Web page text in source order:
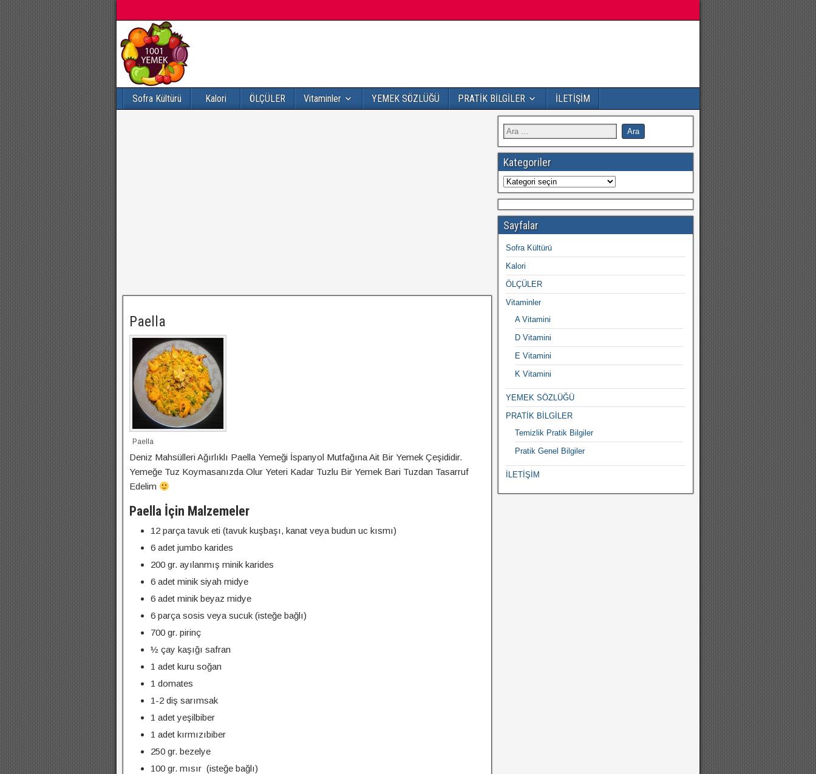
Sofra Kültürü Kalori ÖLÇÜLER Vitaminler YEMEK SÖZLÜĞÜ PRATİK BİLGİLER İLETİŞİM
Paella
Paella
Deniz Mahsülleri Ağırlıklı Paella Yemeği İspanyol Mutfağına Ait Bir Yemek Çeşididir.
Yemeğe Tuz Koymasanızda Olur Yeteri Kadar Tuzlu Bir Yemek Bari Tuzdan Tasarruf
Edelim
Paella İçin Malzemeler
12 parça tavuk eti (tavuk kuşbaşı, kanat veya budun uc kısmı)
6 adet jumbo karides
200 gr. ayılanmış minik karides
6 adet minik siyah midye
6 adet minik beyaz midye
6 parça sosis veya sucuk (isteğe bağlı)
700 gr. pirinç
½ çay kaşığı safran
1 adet kuru soğan
1 domates
1-2 diş sarımsak
1 adet yeşilbiber
1 adet kırmızıbiber
250 gr. bezelye
100 gr. mısır (isteğe bağlı)
Kategoriler
Sayfalar
Sofra Kültürü
Kalori
ÖLÇÜLER
Vitaminler
A Vitamini
D Vitamini
E Vitamini
K Vitamini
YEMEK SÖZLÜĞÜ
PRATİK BİLGİLER
Temizlik Pratik Bilgiler
Pratik Genel Bilgiler
İLETİŞİM